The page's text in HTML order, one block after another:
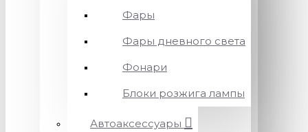
Фары
Фары дневного света
Фонари
Блоки розжига лампы
Автоаксессуары